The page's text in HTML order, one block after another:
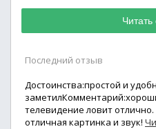
Читать
Последний отзыв
Достоинства:простой и
телевидение ловит
отличная картинка и звук!